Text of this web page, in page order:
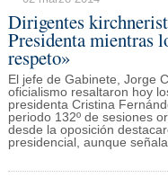
Dirigentes
Presidenta mientras
respeto»
El jefe de Gabinete, Jorge
oficialismo resaltaron hoy
presidenta Cristina
periodo 132º de sesiones
desde la oposición
presidencial, aunque